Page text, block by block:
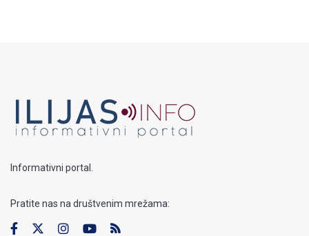
Informativni portal.
Pratite nas na društvenim mrežama: